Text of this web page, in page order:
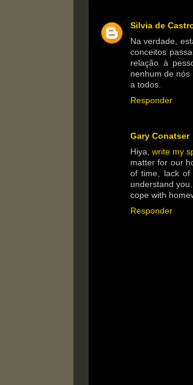
Silvia de
Na verdade,
conceitos
relação à
nenhum de
a todos.
Responder
Gary Conatser
Hiya,write my
matter for our
of time, lack of
understand
cope with
Responder